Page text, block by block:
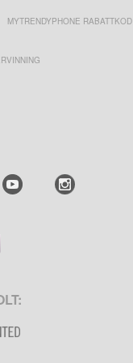
MYTRENDYPHONE RABATTKOD